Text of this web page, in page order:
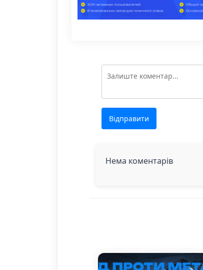
Відправити
Нема коментарів